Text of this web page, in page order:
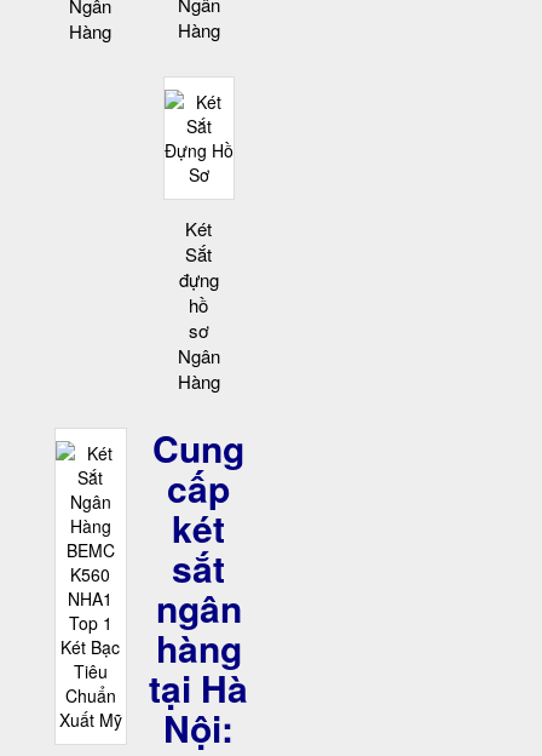
Ngân
Hàng
Hàng
Két
Sắt
đựng
hồ
sơ
Ngân
Hàng
Cung
cấp
két
sắt
ngân
hàng
tại Hà
Nội: